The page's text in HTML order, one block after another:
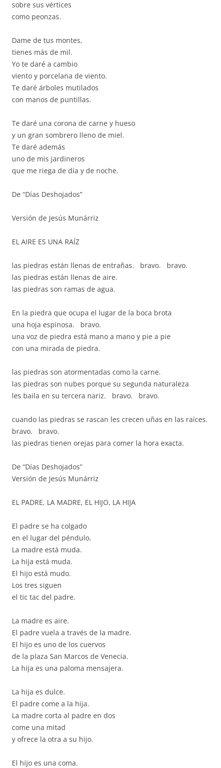
sobre sus vértices
como peonzas.
Dame de tus montes,
tienes más de mil.
Yo te daré a cambio
viento y porcelana de viento.
Te daré árboles mutilados
con manos de puntillas.
Te daré una corona de carne y hueso
y un gran sombrero lleno de miel.
Te daré además
uno de mis jardineros
que me riega de día y de noche.
De “Días Deshojados”
Versión de Jesús Munárriz
EL AIRE ES UNA RAÍZ
las piedras están llenas de entrañas. bravo. bravo.
las piedras están llenas de aire.
las piedras son ramas de agua.
En la piedra que ocupa el lugar de la boca brota
una hoja espinosa. bravo.
una voz de piedra está mano a mano y pie a pie
con una mirada de piedra.
las piedras son atormentadas como la carne.
las piedras son nubes porque su segunda naturaleza
les baila en su tercera nariz. bravo. bravo.
cuando las piedras se rascan les crecen uñas en las raíces.
bravo. bravo.
las piedras tienen orejas para comer la hora exacta.
De “Días Deshojados”
Versión de Jesús Munárriz
EL PADRE, LA MADRE, EL HIJO, LA HIJA
El padre se ha colgado
en el lugar del péndulo.
La madre está muda.
La hija está muda.
El hijo está mudo.
Los tres siguen
el tic tac del padre.
La madre es aire.
El padre vuela a través de la madre.
El hijo es uno de los cuervos
de la plaza San Marcos de Venecia.
La hija es una paloma mensajera.
La hija es dulce.
El padre come a la hija.
La madre corta al padre en dos
come una mitad
y ofrece la otra a su hijo.
El hijo es una coma.